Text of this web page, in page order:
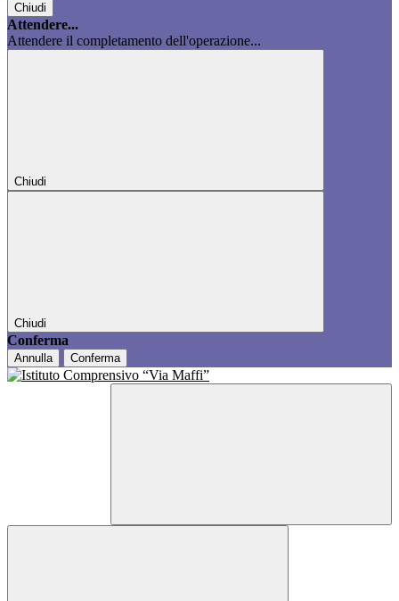
Chiudi
Attendere...
Attendere il completamento dell'operazione...
Chiudi
Chiudi
Conferma
Annulla Conferma